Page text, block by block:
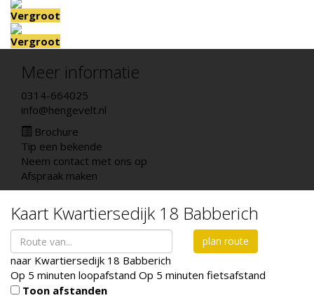
Vergroot
Vergroot
Meer informatie
0314-664025
info@hengevelt.nl
Brochure
Tip een bekende
Neem contact met ons op
Afspraak maken
Kaart Kwartiersedijk 18 Babberich
plan route
naar Kwartiersedijk 18 Babberich
Op 5 minuten loopafstand Op 5 minuten fietsafstand
Toon afstanden